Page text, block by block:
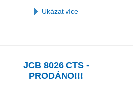
Ukázat více
JCB 8026 CTS -
PRODÁNO!!!